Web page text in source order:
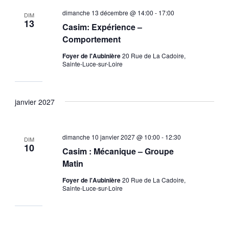
DIM
13
Casim: Expérience –
Comportement
dimanche 13 décembre @ 14:00 - 17:00
Foyer de l'Aubinière20 Rue de La Cadoire,
Sainte-Luce-sur-Loire
janvier 2027
DIM
10
Casim : Mécanique – Groupe
Matin
dimanche 10 janvier 2027 @ 10:00 - 12:30
Foyer de l'Aubinière20 Rue de La Cadoire,
Sainte-Luce-sur-Loire